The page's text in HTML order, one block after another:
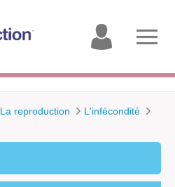
account
La reproduction
L'infécondité